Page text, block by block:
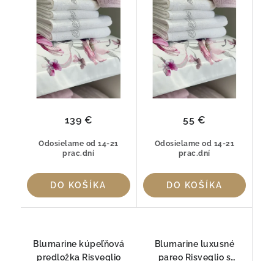
Odosielame od 14-21
prac.dní
139 €
DO KOŠÍKA
Odosielame od 14-21
prac.dní
55 €
DO KOŠÍKA
Blumarine kúpeľňová
predložka Risveglio
Blumarine luxusné
pareo Risveglio s